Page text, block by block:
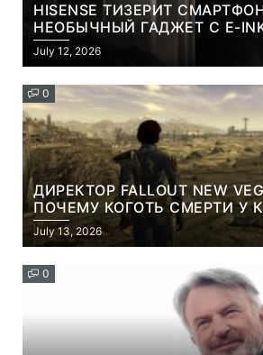
HISENSE ТИЗЕРИТ
НЕОБЫЧНЫЙ ГАДЖЕТ С E-
СЪЕМНОЙ LCD-ПАНЕЛЬЮ
КОНТЕНТА И СОЦСЕТЕЙ
July 12, 2026
0
ДИРЕКТОР FALLOUT NEW
ПОЧЕМУ КОГОТЬ СМЕРТИ У
НАМЕРЕННО СНОСИТ ВАМ
July 13, 2026
0